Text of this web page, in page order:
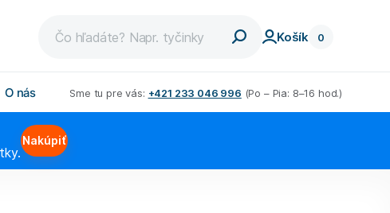
Košík 0
schudnúť Nízkosacharidová diéta
O nás Sme tu pre vás: +421 233 046 996 (Po – Pia: 8–16 hod.)
Nakúpiť